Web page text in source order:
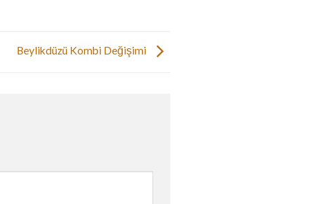
Beylikdüzü Kombi Değişimi